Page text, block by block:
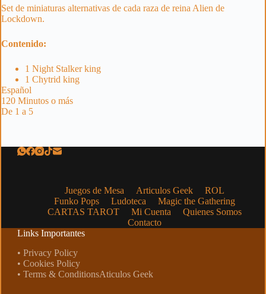
Set de miniaturas alternativas de cada raza de reina Alien de
Lockdown.
Contenido:
1 Night Stalker king
1 Chytrid king
Español
120 Minutos o más
De 1 a 5
Juegos de Mesa Articulos Geek
ROL
Funko Pops
Ludoteca
Magic the Gathering
CARTAS TAROT
Mi Cuenta
Quienes Somos
Contacto
Links Importantes
• Privacy Policy
• Cookies Policy
• Terms & ConditionsAticulos Geek